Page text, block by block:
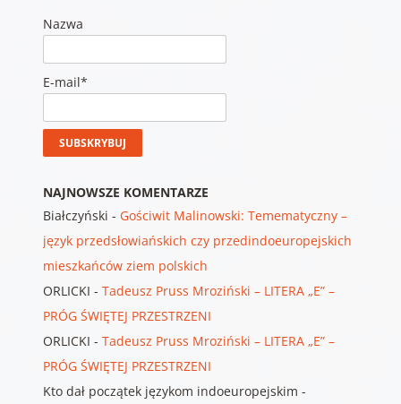
Nazwa
E-mail*
NAJNOWSZE KOMENTARZE
Białczyński - Gościwit Malinowski: Temematyczny –
język przedsłowiańskich czy przedindoeuropejskich
mieszkańców ziem polskich
ORLICKI - Tadeusz Pruss Mroziński – LITERA „E” –
PRÓG ŚWIĘTEJ PRZESTRZENI
ORLICKI - Tadeusz Pruss Mroziński – LITERA „E” –
PRÓG ŚWIĘTEJ PRZESTRZENI
Kto dał początek językom indoeuropejskim -